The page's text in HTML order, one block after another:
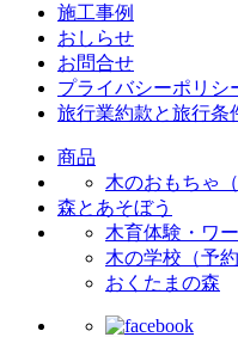
施工事例
おしらせ
お問合せ
プライバシーポリシ
旅行業約款と旅行条
商品
木のおもちゃ
森とあそぼう
木育体験・ワ
木の学校（予約
おくたまの森